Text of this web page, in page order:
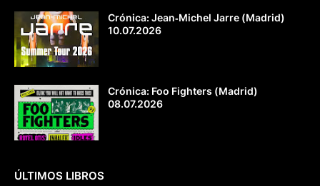
Crónica: Jean‐Michel Jarre (Madrid)
10.07.2026
Crónica: Foo Fighters (Madrid)
08.07.2026
ÚLTIMOS LIBROS